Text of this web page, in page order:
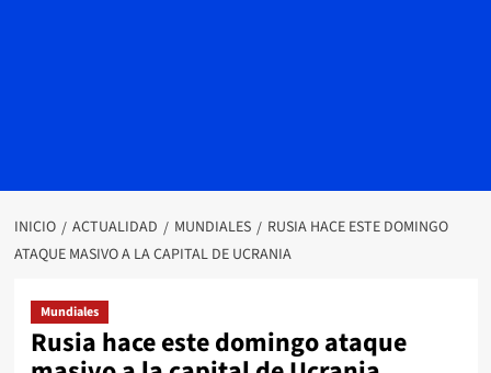
INICIO ACTUALIDAD MUNDIALES
RUSIA HACE ESTE DOMINGO
ATAQUE MASIVO A LA CAPITAL DE UCRANIA
Mundiales
Rusia hace este domingo ataque